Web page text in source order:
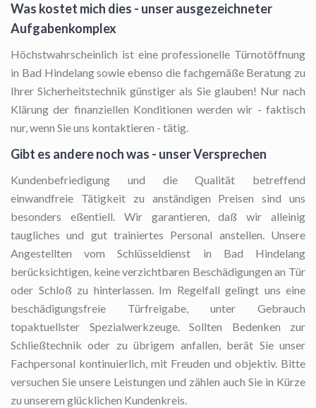
Was kostet mich dies - unser ausgezeichneter
Aufgabenkomplex
Höchstwahrscheinlich ist eine professionelle Türnotöffnung
in Bad Hindelang sowie ebenso die fachgemäße Beratung zu
Ihrer Sicherheitstechnik günstiger als Sie glauben! Nur nach
Klärung der finanziellen Konditionen werden wir - faktisch
nur, wenn Sie uns kontaktieren - tätig.
Gibt es andere noch was - unser Versprechen
Kundenbefriedigung und die Qualität betreffend
einwandfreie Tätigkeit zu anständigen Preisen sind uns
besonders eßentiell. Wir garantieren, daß wir alleinig
taugliches und gut trainiertes Personal anstellen. Unsere
Angestellten vom Schlüsseldienst in Bad Hindelang
berücksichtigen, keine verzichtbaren Beschädigungen an Tür
oder Schloß zu hinterlassen. Im Regelfall gelingt uns eine
beschädigungsfreie Türfreigabe, unter Gebrauch
topaktuellster Spezialwerkzeuge. Sollten Bedenken zur
Schließtechnik oder zu übrigem anfallen, berät Sie unser
Fachpersonal kontinuierlich, mit Freuden und objektiv. Bitte
versuchen Sie unsere Leistungen und zählen auch Sie in Kürze
zu unserem glücklichen Kundenkreis.